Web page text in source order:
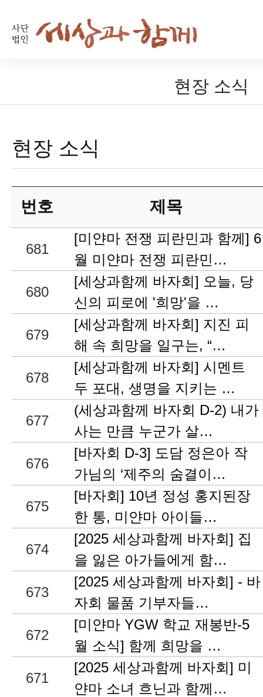
현장 소식
현장 소식
번호 제목
681
[미얀마 전쟁 피란민과 함께] 6
월 미얀마 전쟁 피란민…
680
[세상과함께 바자회] 오늘, 당
신의 피로에 '희망'을 …
679
[세상과함께 바자회] 지진 피
해 속 희망을 일구는, “…
678
[세상과함께 바자회] 시멘트
두 포대, 생명을 지키는 …
677
(세상과함께 바자회 D-2) 내가
사는 만큼 누군가 살…
676
[바자회 D-3] 도담 정은아 작
가님의 ‘제주의 숨결이…
675
[바자회] 10년 정성 홍지된장
한 통, 미얀마 아이들…
674
[2025 세상과함께 바자회] 집
을 잃은 아가들에게 함…
673
[2025 세상과함께 바자회] - 바
자회 물품 기부자들…
672
[미얀마 YGW 학교 재봉반-5
월 소식] 함께 희망을 …
671
[2025 세상과함께 바자회] 미
얀마 소녀 흐닌과 함께…